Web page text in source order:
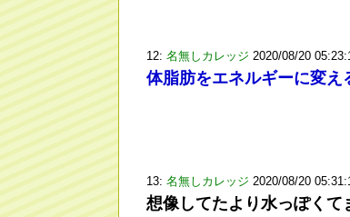
12: 名無しカレッジ 2020/08/20
体脂肪をエネルギーに変
13: 名無しカレッジ 2020/08/20
想像してたより水っぽく